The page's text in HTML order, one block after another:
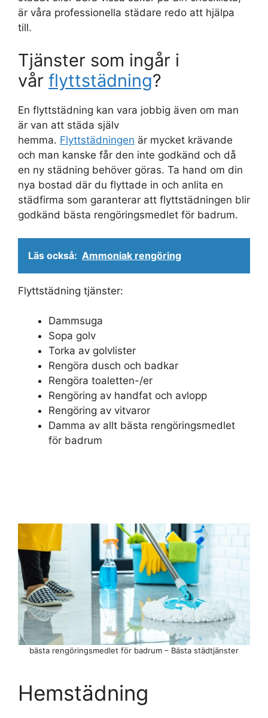
är våra professionella städare redo att hjälpa
till.
Tjänster som ingår i
vår flyttstädning?
En flyttstädning kan vara jobbig även om man
är van att städa själv
hemma. Flyttstädningen är mycket krävande
och man kanske får den inte godkänd och då
en ny städning behöver göras. Ta hand om din
nya bostad där du flyttade in och anlita en
städfirma som garanterar att flyttstädningen blir
godkänd bästa rengöringsmedlet för badrum.
Läs också: Ammoniak rengöring
Flyttstädning tjänster:
Dammsuga
Sopa golv
Torka av golvlister
Rengöra dusch och badkar
Rengöra toaletten-/er
Rengöring av handfat och avlopp
Rengöring av vitvaror
Damma av allt bästa rengöringsmedlet
för badrum
bästa rengöringsmedlet för badrum – Bästa städtjänster
Hemstädning